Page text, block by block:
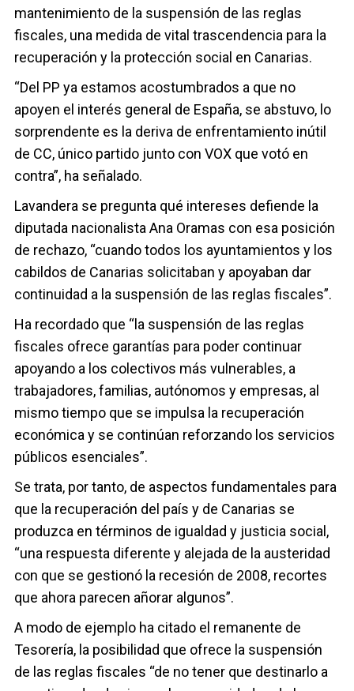
mantenimiento de la suspensión de las reglas
fiscales, una medida de vital trascendencia para la
recuperación y la protección social en Canarias.
“Del PP ya estamos acostumbrados a que no
apoyen el interés general de España, se abstuvo, lo
sorprendente es la deriva de enfrentamiento inútil
de CC, único partido junto con VOX que votó en
contra”, ha señalado.
Lavandera se pregunta qué intereses defiende la
diputada nacionalista Ana Oramas con esa posición
de rechazo, “cuando todos los ayuntamientos y los
cabildos de Canarias solicitaban y apoyaban dar
continuidad a la suspensión de las reglas fiscales”.
Ha recordado que “la suspensión de las reglas
fiscales ofrece garantías para poder continuar
apoyando a los colectivos más vulnerables, a
trabajadores, familias, autónomos y empresas, al
mismo tiempo que se impulsa la recuperación
económica y se continúan reforzando los servicios
públicos esenciales”.
Se trata, por tanto, de aspectos fundamentales para
que la recuperación del país y de Canarias se
produzca en términos de igualdad y justicia social,
“una respuesta diferente y alejada de la austeridad
con que se gestionó la recesión de 2008, recortes
que ahora parecen añorar algunos”.
A modo de ejemplo ha citado el remanente de
Tesorería, la posibilidad que ofrece la suspensión
de las reglas fiscales “de no tener que destinarlo a